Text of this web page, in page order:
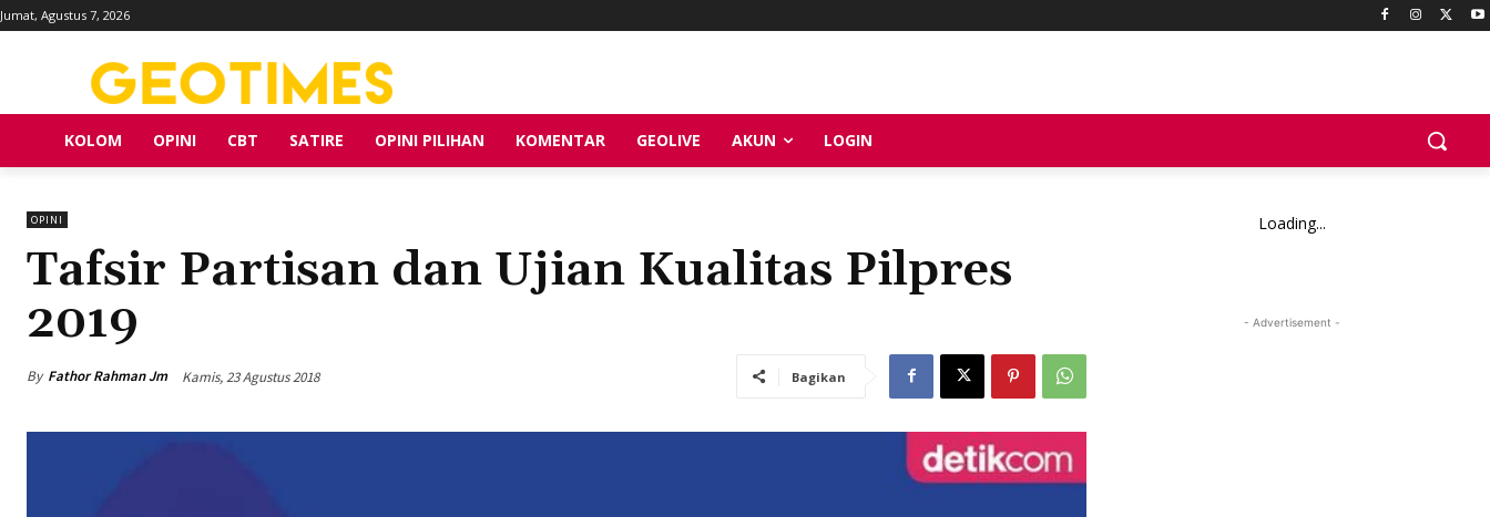
Jumat, Agustus 7, 2026
KOLOM OPINI CBT SATIRE OPINI PILIHAN KOMENTAR GEOLIVE AKUN LOGIN
OPINI
Tafsir Partisan dan Ujian Kualitas Pilpres
2019
By Fathor Rahman Jm Kamis, 23 Agustus 2018 Bagikan
Loading...
- Advertisement -